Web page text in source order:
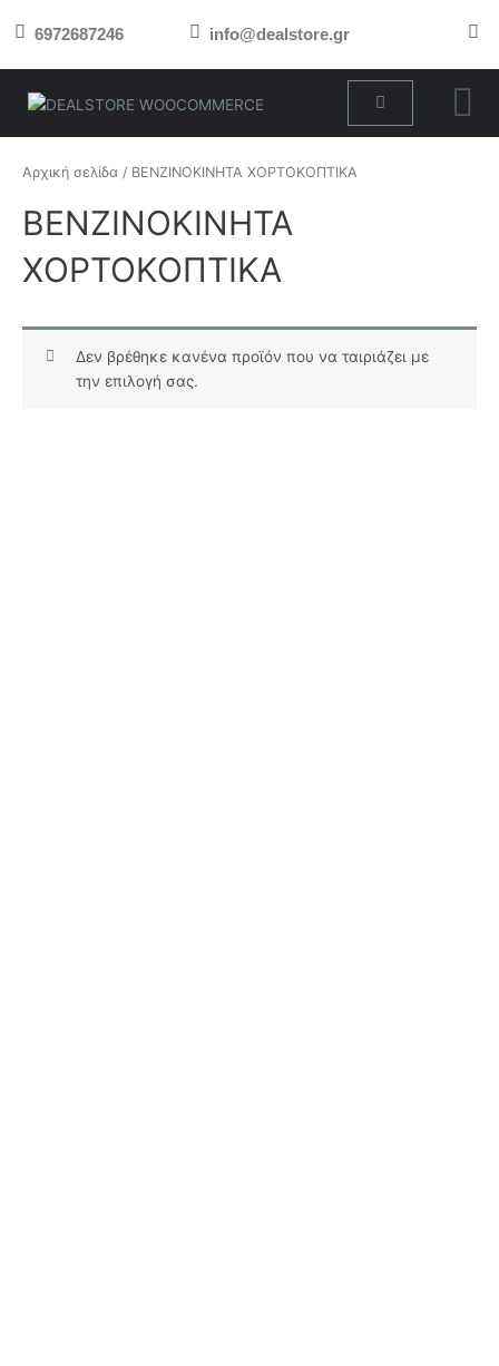
στο 6972687246 info@dealstore.gr
Cart
Αρχική σελίδα / ΒΕΝΖΙΝΟΚΙΝΗΤΑ ΧΟΡΤΟΚΟΠΤΙΚΑ
ΒΕΝΖΙΝΟΚΙΝΗΤΑ
ΧΟΡΤΟΚΟΠΤΙΚΑ
Δεν βρέθηκε κανένα προϊόν που να ταιριάζει με
την επιλογή σας.